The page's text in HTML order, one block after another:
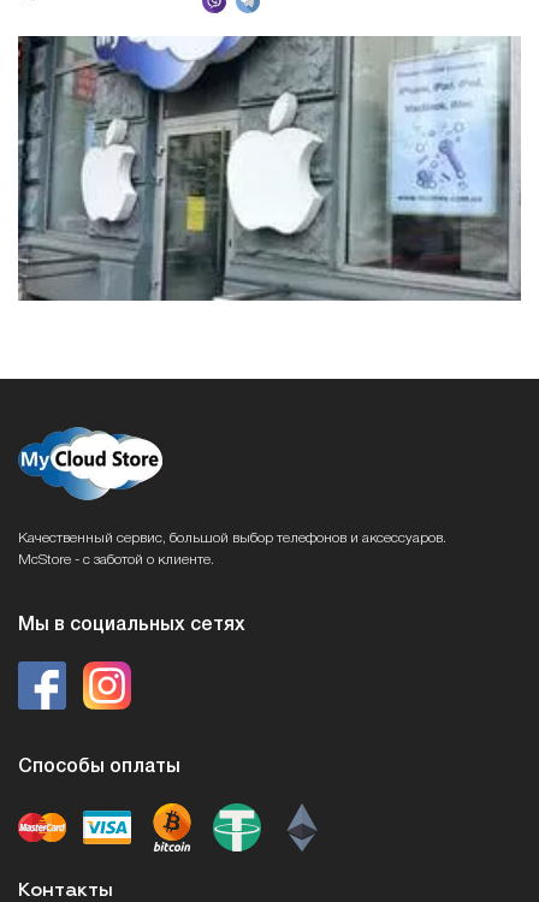
Качественный сервис, большой выбор телефонов и аксессуаров.
McStore - с заботой о клиенте.
Мы в социальных сетях
Способы оплаты
Контакты